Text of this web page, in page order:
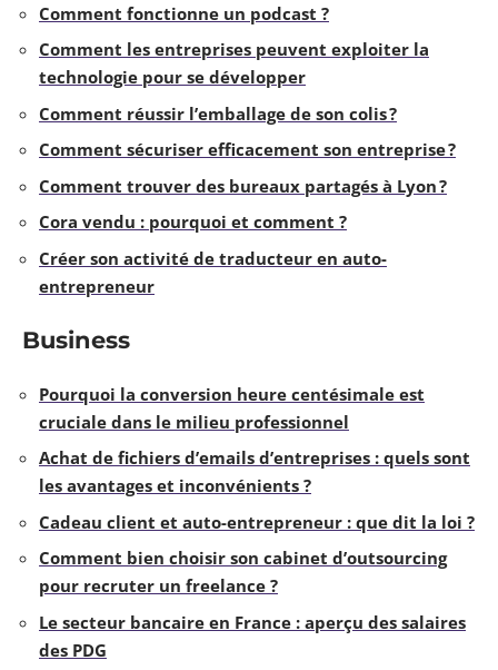
Comment fonctionne un podcast ?
Comment les entreprises peuvent exploiter la
technologie pour se développer
Comment réussir l’emballage de son colis ?
Comment sécuriser efficacement son entreprise ?
Comment trouver des bureaux partagés à Lyon ?
Cora vendu : pourquoi et comment ?
Créer son activité de traducteur en auto-
entrepreneur
Business
Pourquoi la conversion heure centésimale est
cruciale dans le milieu professionnel
Achat de fichiers d’emails d’entreprises : quels sont
les avantages et inconvénients ?
Cadeau client et auto-entrepreneur : que dit la loi ?
Comment bien choisir son cabinet d’outsourcing
pour recruter un freelance ?
Le secteur bancaire en France : aperçu des salaires
des PDG